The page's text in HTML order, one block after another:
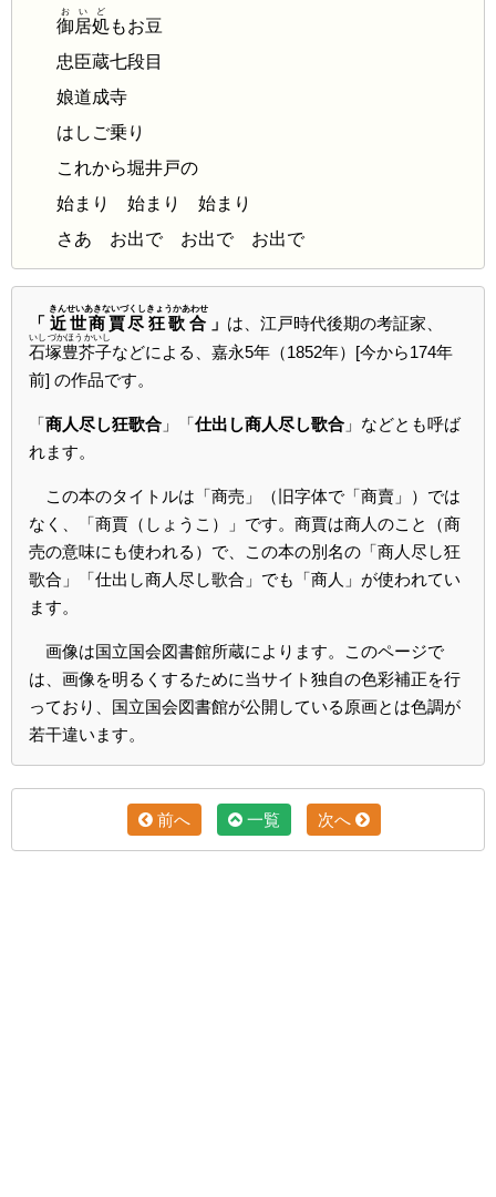
御居処
おいど
もお豆
忠臣蔵七段目
娘道成寺
はしご乗り
これから堀井戸の
始まり 始まり 始まり
さあ お出で お出で お出で
「 近世商賈尽
きんせいあきないづくし
狂歌合
きょうかあわせ
」 は、江戸時代後期の考証家、
石塚豊芥子
いしづかほうかいし
などによる、嘉永5年（1852年） [今から174年
前] の作品です。
「商人尽し狂歌合 」「仕出し商人尽し歌合 」などとも呼ば
れます。
この本のタイトルは「商売」（旧字体で「商賣」）では
なく、「商賈（しょうこ）」です。商賈は商人のこと（商
売の意味にも使われる）で、この本の別名の「商人尽し狂
歌合」「仕出し商人尽し歌合」でも「商人」が使われてい
ます。
画像は国立国会図書館所蔵によります。このページで
は、画像を明るくするために当サイト独自の色彩補正を行
っており、国立国会図書館が公開している原画とは色調が
若干違います。
前へ 一覧 次へ